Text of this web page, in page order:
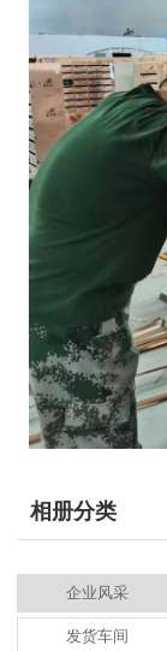
相册分类
企业风采
发货车间